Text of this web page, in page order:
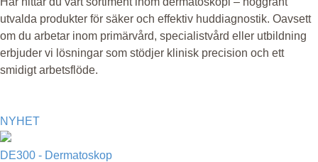
Gedoc Academy
Vision
utvalda produkter för säker och effektiv huddiagnostik. Oavsett
om du arbetar inom primärvård, specialistvård eller utbildning
erbjuder vi lösningar som stödjer klinisk precision och ett
smidigt arbetsflöde.
NYHET
DE300 - Dermatoskop